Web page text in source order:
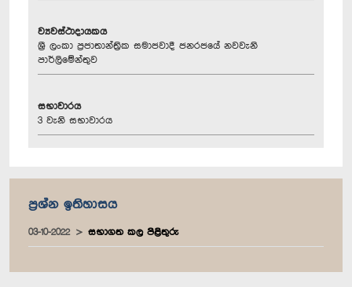
ව්‍යවස්ථාදායකය
ශ්‍රී ලංකා ප්‍රජාතාන්ත්‍රික සමාජවාදී ජනරජයේ නවවැනි
පාර්ලිමේන්තුව
සභාවාරය
3 වැනි සභාවාරය
ප්‍රශ්න ඉතිහාසය
03-10-2022 සභාගත කල පිළිතුරු